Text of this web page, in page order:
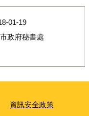
01-19
政府秘書處
資訊安全政策